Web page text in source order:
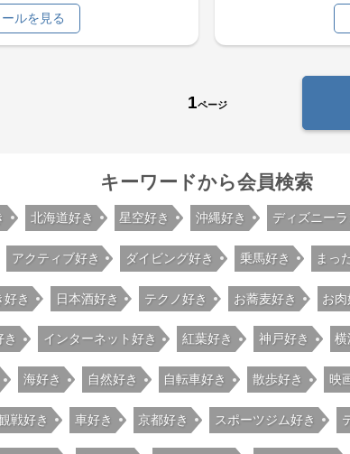
ルを見る
1ページ
キーワードから会員検索
北海道好き 星空好き 沖縄好き ディズニー
アクティブ好き ダイビング好き 乗馬好き まっ
好き 日本酒好き テクノ好き お蕎麦好き お肉
き インターネット好き 紅葉好き 神戸好き 横
海好き 自然好き 自転車好き 散歩好き 映
戦好き 車好き 京都好き スポーツジム好き